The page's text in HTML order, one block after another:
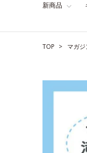
新商品
TOP マガジ